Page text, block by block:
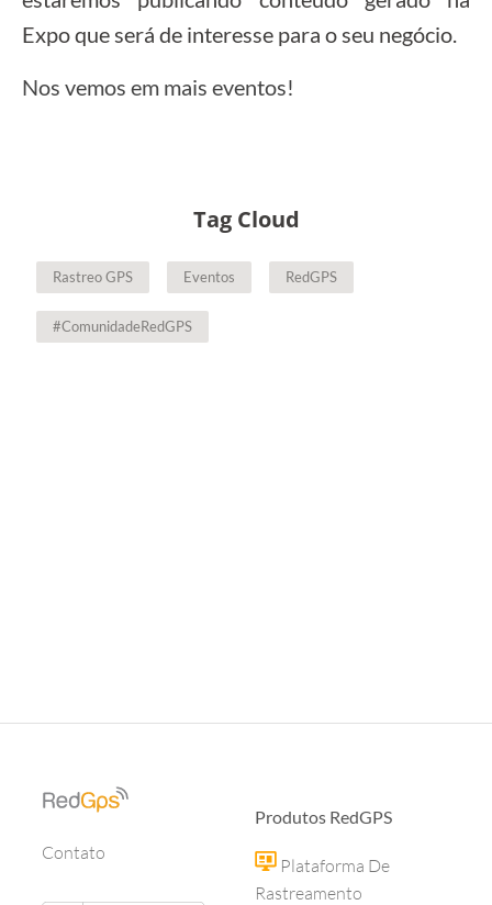
Expo que será de interesse para o seu negócio.
Nos vemos em mais eventos!
Tag Cloud
Rastreo GPS Eventos RedGPS
#ComunidadeRedGPS
Contato
Produtos RedGPS
Plataforma De
Rastreamento